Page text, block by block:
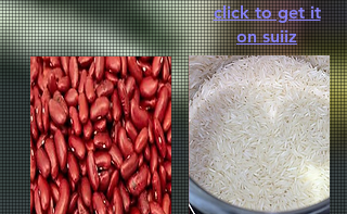
click to get it
on suiiz